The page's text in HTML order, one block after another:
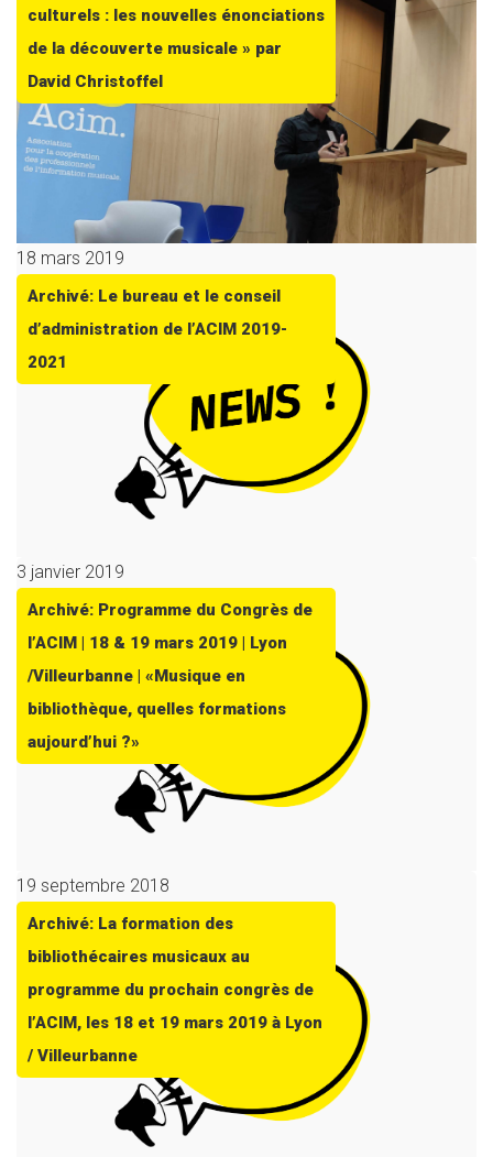
culturels : les nouvelles énonciations
de la découverte musicale » par
David Christoffel
18 mars 2019
Archivé: Le bureau et le conseil
d’administration de l’ACIM 2019-
2021
3 janvier 2019
Archivé: Programme du Congrès de
l’ACIM | 18 & 19 mars 2019 | Lyon
/Villeurbanne | «Musique en
bibliothèque, quelles formations
aujourd’hui ?»
19 septembre 2018
Archivé: La formation des
bibliothécaires musicaux au
programme du prochain congrès de
l’ACIM, les 18 et 19 mars 2019 à Lyon
/ Villeurbanne